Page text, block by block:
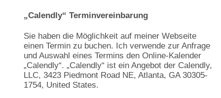
„Calendly“ Terminvereinbarung
Sie haben die Möglichkeit auf meiner Webseite
einen Termin zu buchen. Ich verwende zur Anfrage
und Auswahl eines Termins den Online-Kalender
„Calendly“. „Calendly“ ist ein Angebot der Calendly,
LLC, 3423 Piedmont Road NE, Atlanta, GA 30305-
1754, United States.